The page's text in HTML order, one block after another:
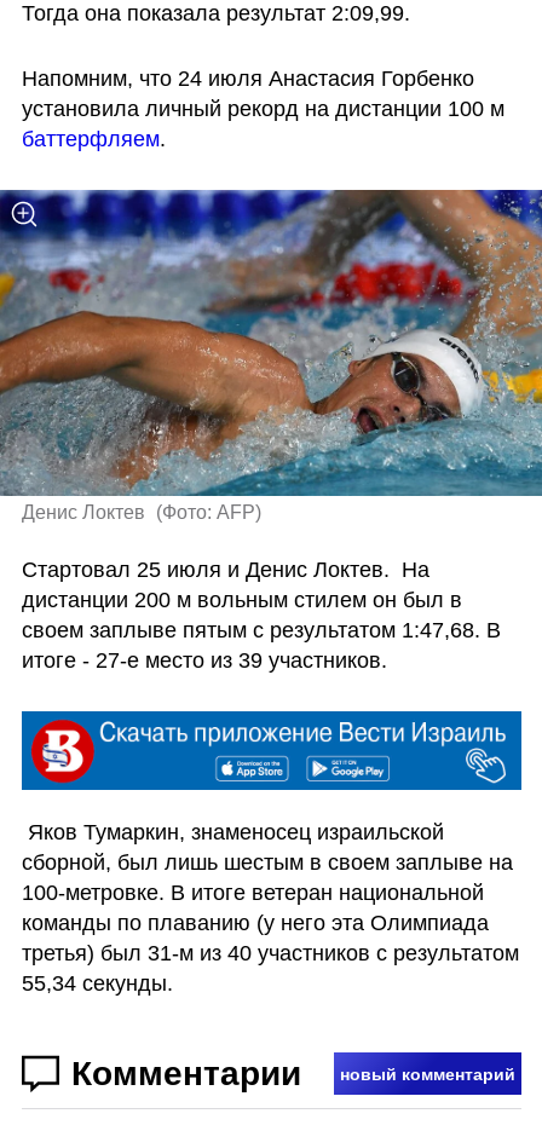
Тогда она показала результат 2:09,99.
Напомним, что 24 июля Анастасия Горбенко
установила личный рекорд на дистанции 100 м
баттерфляем.
Денис Локтев (Фото: AFP)
Стартовал 25 июля и Денис Локтев.  На
дистанции 200 м вольным стилем он был в
своем заплыве пятым с результатом 1:47,68. В
итоге - 27-е место из 39 участников.
сборной, был лишь шестым в своем заплыве на
100-метровке. В итоге ветеран национальной
команды по плаванию (у него эта Олимпиада
третья) был 31-м из 40 участников с результатом
55,34 секунды.
Комментарии новый комментарий